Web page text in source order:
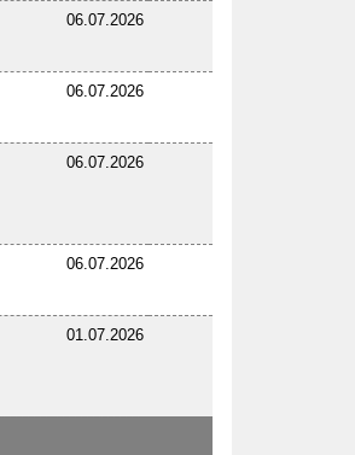
06.07.2026
06.07.2026
06.07.2026
06.07.2026
01.07.2026